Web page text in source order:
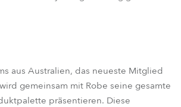
aus Australien, das neueste Mitglied
gemeinsam mit Robe seine gesamte
präsentieren. Diese